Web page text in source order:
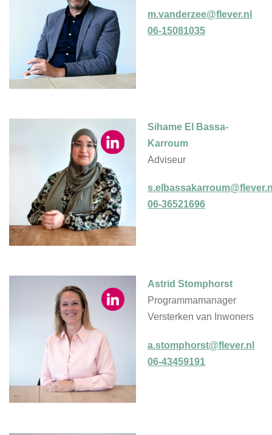
m.vanderzee@flever.nl
06-15081035
Sihame El Bassa-
Karroum
Adviseur
06-36521696
Astrid Stomphorst
Programmamanager
Versterken van Inwoners
a.stomphorst@flever.nl
06-43459191